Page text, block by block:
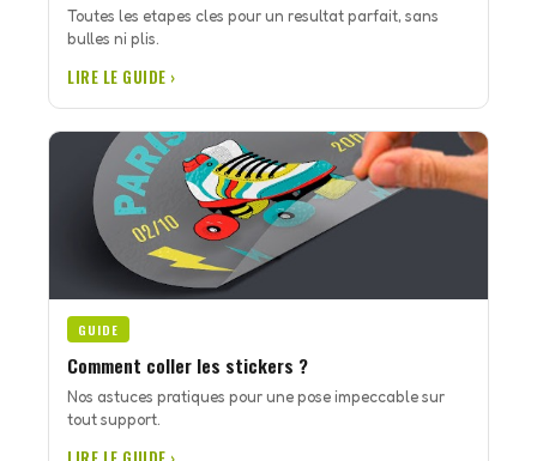
Toutes les etapes cles pour un resultat parfait, sans
bulles ni plis.
LIRE LE GUIDE ›
GUIDE
Comment coller les stickers ?
Nos astuces pratiques pour une pose impeccable sur
tout support.